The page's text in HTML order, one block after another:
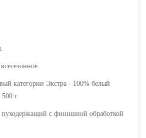
категории Экстра - 100% белый
г.
пуходержащий с финишной обработкой